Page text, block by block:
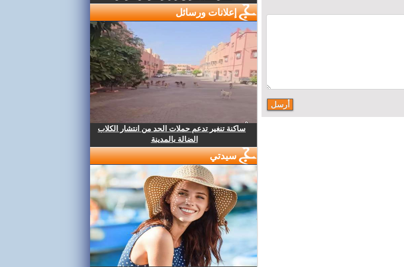
إعلانات ورسائل
ساكنة تنغير تدعم حملات الحد من انتشار الكلاب
الضالة بالمدينة
سيدتي